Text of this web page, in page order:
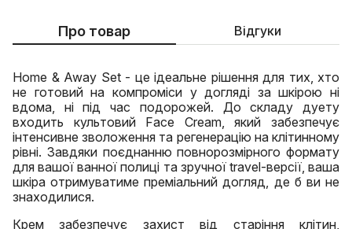
Про товар Відгуки
Home & Away Set - це ідеальне рішення для тих, хто
не готовий на компроміси у догляді за шкірою ні
вдома, ні під час подорожей. До складу дуету
входить культовий Face Cream, який забезпечує
інтенсивне зволоження та регенерацію на клітинному
рівні. Завдяки поєднанню повнорозмірного формату
для вашої ванної полиці та зручної travel-версії, ваша
шкіра отримуватиме преміальний догляд, де б ви не
знаходилися.
Крем забезпечує захист від старіння клітин,